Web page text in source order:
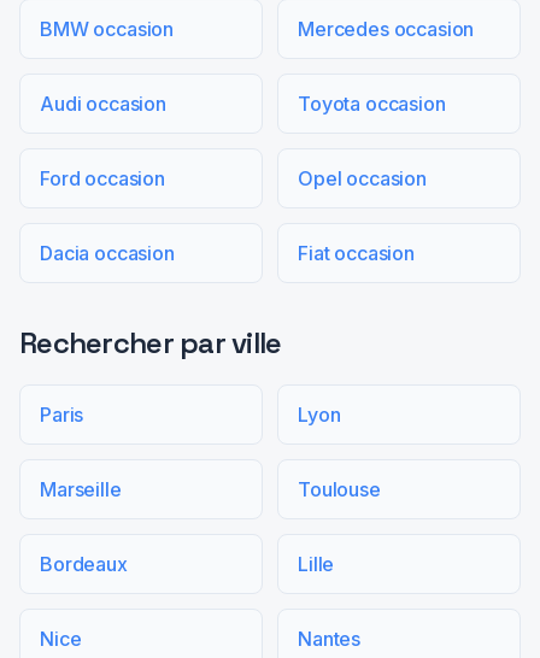
BMW occasion Mercedes occasion
Audi occasion Toyota occasion
Ford occasion Opel occasion
Dacia occasion Fiat occasion
Rechercher par ville
Paris Lyon
Marseille Toulouse
Bordeaux Lille
Nice Nantes